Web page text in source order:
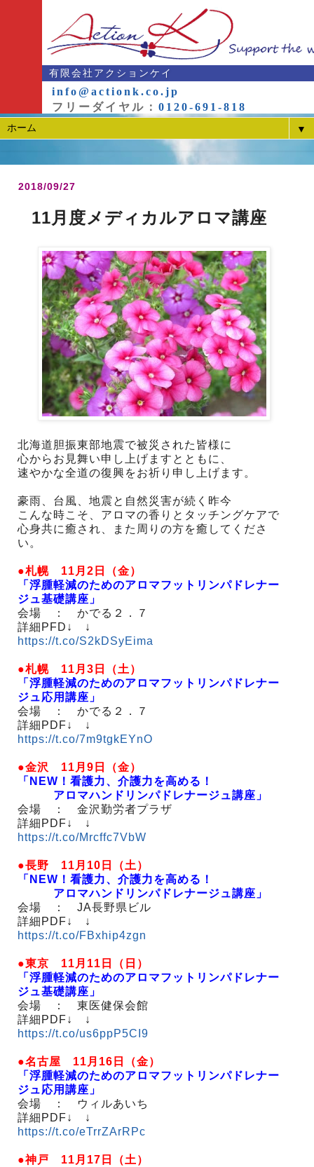
有限会社アクションケイ
info@actionk.co.jp
フリーダイヤル： 0120-691-818
▼
2018/09/27
11月度メディカルアロマ講座
北海道胆振東部地震で被災された皆様に
心からお見舞い申し上げますとともに、
速やかな全道の復興をお祈り申し上げます。
豪雨、台風、地震と自然災害が続く昨今
こんな時こそ、アロマの香りとタッチングケアで
心身共に癒され、また周りの方を癒してくださ
い。
●札幌 11月2日（金）
「浮腫軽減のためのアロマフットリンパドレナー
ジュ基礎講座」
会場 ： かでる２．７
詳細PFD↓ ↓
https://t.co/S2kDSyEima
●札幌 11月3日（土）
「浮腫軽減のためのアロマフットリンパドレナー
ジュ応用講座」
会場 ： かでる２．７
詳細PDF↓ ↓
https://t.co/7m9tgkEYnO
●金沢 11月9日（金）
「NEW！看護力、介護力を高める！
アロマハンドリンパドレナージュ講座」
会場 ： 金沢勤労者プラザ
詳細PDF↓ ↓
https://t.co/Mrcffc7VbW
●長野 11月10日（土）
「NEW！看護力、介護力を高める！
アロマハンドリンパドレナージュ講座」
会場 ： JA長野県ビル
詳細PDF↓ ↓
https://t.co/FBxhip4zgn
●東京 11月11日（日）
「浮腫軽減のためのアロマフットリンパドレナー
ジュ基礎講座」
会場 ： 東医健保会館
詳細PDF↓ ↓
https://t.co/us6ppP5CI9
●名古屋 11月16日（金）
「浮腫軽減のためのアロマフットリンパドレナー
ジュ応用講座」
会場 ： ウィルあいち
詳細PDF↓ ↓
https://t.co/eTrrZArRPc
●神戸 11月17日（土）